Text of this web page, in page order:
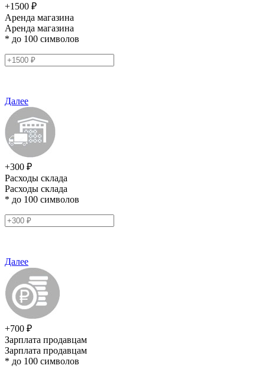
+1500 ₽
Аренда магазина
Аренда магазина
* до 100 символов
Далее
+300 ₽
Расходы склада
Расходы склада
* до 100 символов
Далее
+700 ₽
Зарплата продавцам
Зарплата продавцам
* до 100 символов